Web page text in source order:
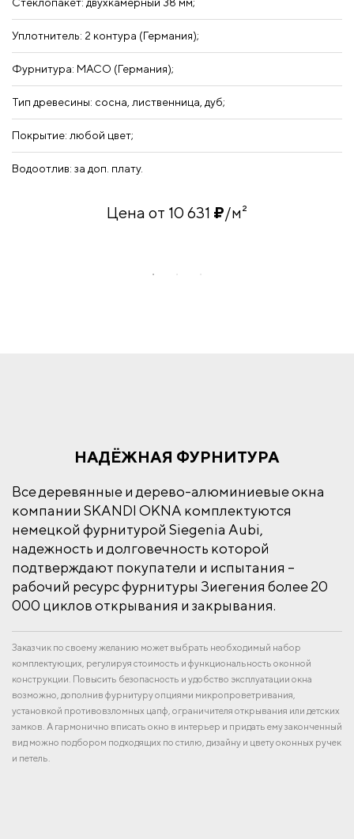
Стеклопакет: двухкамерный 38 мм;
Уплотнитель: 2 контура (Германия);
Фурнитура: MACO (Германия);
Тип древесины: сосна, лиственница, дуб;
Покрытие: любой цвет;
Водоотлив: за доп. плату.
Цена от 10 631 ₽/м²
НАДЁЖНАЯ ФУРНИТУРА
Все деревянные и дерево-алюминиевые окна
компании SKANDI OKNA комплектуются
немецкой фурнитурой Siegenia Aubi,
надежность и долговечность которой
подтверждают покупатели и испытания –
рабочий ресурс фурнитуры Зиегения более 20
000 циклов открывания и закрывания.
Заказчик по своему желанию может выбрать необходимый набор
комплектующих, регулируя стоимость и функциональность оконной
конструкции. Повысить безопасность и удобство эксплуатации окна
возможно, дополнив фурнитуру опциями микропроветривания,
установкой противовзломных цапф, ограничителя открывания или детских
замков. А гармонично вписать окно в интерьер и придать ему законченный
вид можно подбором подходящих по стилю, дизайну и цвету оконных ручек
и петель.